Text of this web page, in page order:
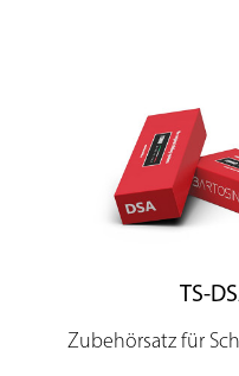
TS-
Zubehörsatz für